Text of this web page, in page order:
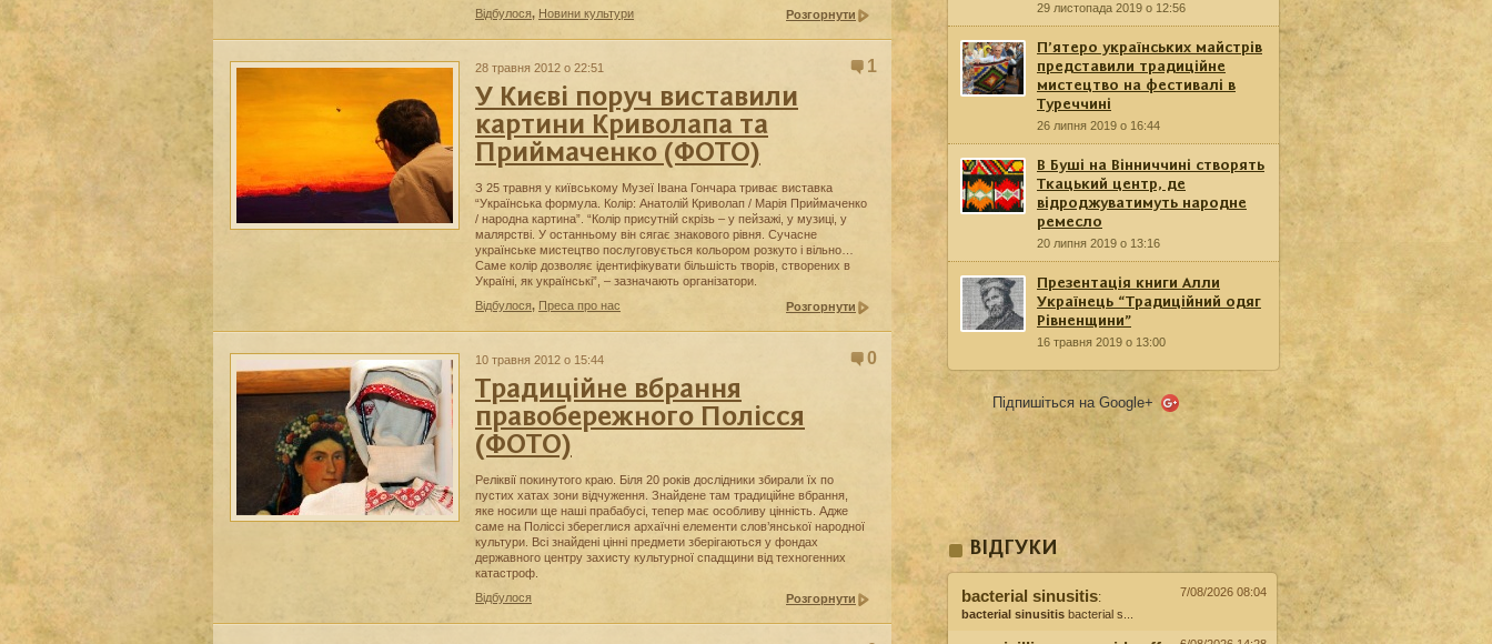
Відбулося, Новини культури Розгорнути
28 травня 2012 о 22:51 1
У Києві поруч виставили
картини Криволапа та
Приймаченко (ФОТО)
З 25 травня у київському Музеї Івана Гончара триває виставка
“Українська формула. Колір: Анатолій Криволап / Марія Приймаченко
/ народна картина”. “Колір присутній скрізь – у пейзажі, у музиці, у
малярстві. У останньому він сягає знакового рівня. Сучасне
українське мистецтво послуговується кольором розкуто і вільно…
Саме колір дозволяє ідентифікувати більшість творів, створених в
Україні, як українські”, – зазначають організатори.
Відбулося, Преса про нас Розгорнути
10 травня 2012 о 15:44 0
Традиційне вбрання
правобережного Полісся
(ФОТО)
Реліквії покинутого краю. Біля 20 років дослідники збирали їх по
пустих хатах зони відчуження. Знайдене там традиційне вбрання,
яке носили ще наші прабабусі, тепер має особливу цінність. Адже
саме на Поліссі збереглися архаїчні елементи слов’янської народної
культури. Всі знайдені цінні предмети зберігаються у фондах
державного центру захисту культурної спадщини від техногенних
катастроф.
Відбулося
Розгорнути
29 листопада 2019 о 12:56
П’ятеро українських майстрів
представили традиційне
мистецтво на фестивалі в
Туреччині
26 липня 2019 о 16:44
В Буші на Вінниччині створять
Ткацький центр, де
відроджуватимуть народне
ремесло
20 липня 2019 о 13:16
Презентація книги Алли
Українець “Традиційний одяг
Рівненщини”
16 травня 2019 о 13:00
Підпишіться на Google+
ВІДГУКИ
bacterial sinusitis:
bacterial sinusitis bacterial s...
7/08/2026 08:04